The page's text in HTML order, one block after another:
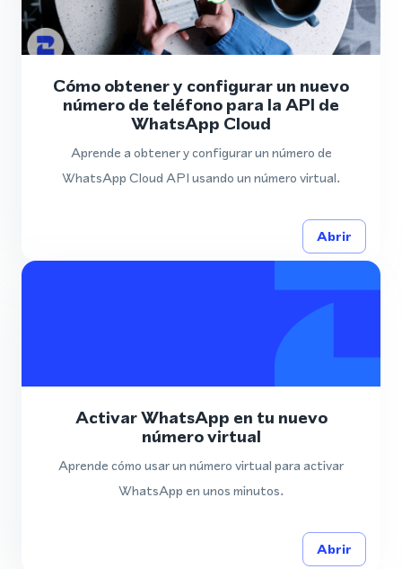
Cómo obtener y configurar un nuevo
número de teléfono para la API de
WhatsApp Cloud
Aprende a obtener y configurar un número de
WhatsApp Cloud API usando un número virtual.
Abrir
Activar WhatsApp en tu nuevo
número virtual
Aprende cómo usar un número virtual para activar
WhatsApp en unos minutos.
Abrir